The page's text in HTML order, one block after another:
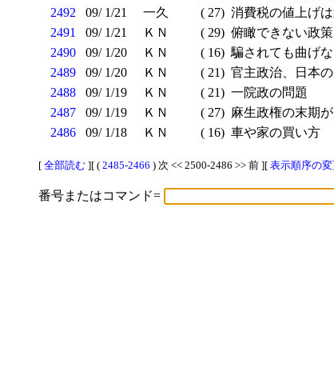
2492
09/ 1/21 一久 ( 27) 消費税の値上げ
2491
09/ 1/21 ＫＮ ( 29) 俯瞰できない政
2490
09/ 1/20 ＫＮ ( 16) 騙されても曲げ
2489
09/ 1/20 ＫＮ ( 21) 官主政治、日本
2488
09/ 1/19 ＫＮ ( 21) 一院政の問題
2487
09/ 1/19 ＫＮ ( 27) 麻生政権の末期が
2486
09/ 1/18 ＫＮ ( 16) 車や家の買い方
[ 全部読む ][ ( 2485-2466 ) 次 << 2500-2486 >> 前 ][ 表示順序の変
番号またはコマンド=